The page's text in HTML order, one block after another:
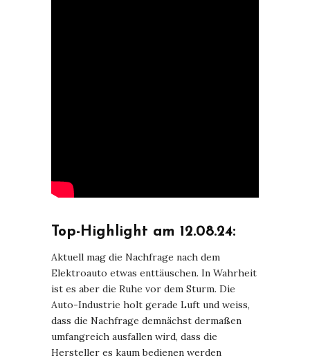
Top-Highlight am 12.08.24:
Aktuell mag die Nachfrage nach dem
Elektroauto etwas enttäuschen. In Wahrheit
ist es aber die Ruhe vor dem Sturm. Die
Auto-Industrie holt gerade Luft und weiss,
dass die Nachfrage demnächst dermaßen
umfangreich ausfallen wird, dass die
Hersteller es kaum bedienen werden